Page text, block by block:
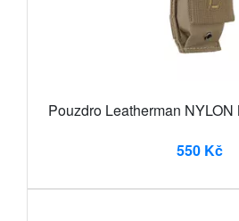
Pouzdro Leatherman
550 Kč